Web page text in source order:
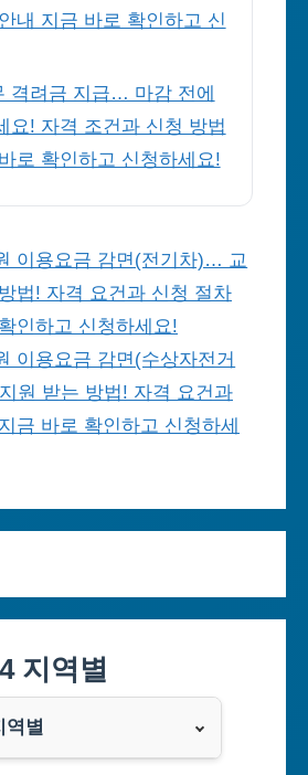
내 지금 바로 확인하고 신
격려금 지급… 마감 전에
요! 자격 조건과 신청 방법
로 확인하고 신청하세요!
이용요금 감면(전기차)… 교
법! 자격 요건과 신청 절차
인하고 신청하세요!
이용요금 감면(수상자전거
원 받는 방법! 자격 요건과
금 바로 확인하고 신청하세
지역별
역별